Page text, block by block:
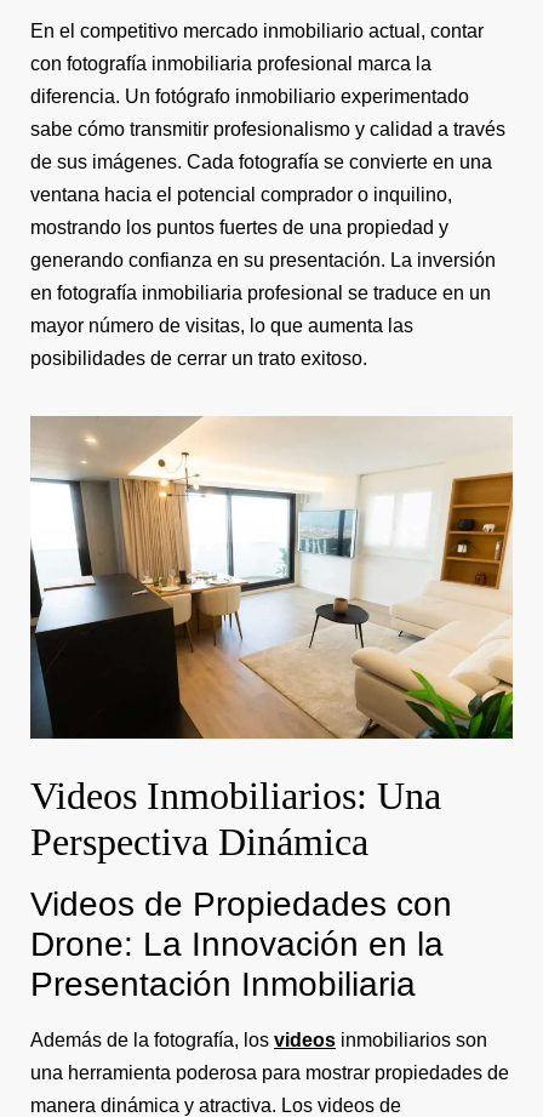
En el competitivo mercado inmobiliario actual, contar
con fotografía inmobiliaria profesional marca la
diferencia. Un fotógrafo inmobiliario experimentado
sabe cómo transmitir profesionalismo y calidad a través
de sus imágenes. Cada fotografía se convierte en una
ventana hacia el potencial comprador o inquilino,
mostrando los puntos fuertes de una propiedad y
generando confianza en su presentación. La inversión
en fotografía inmobiliaria profesional se traduce en un
mayor número de visitas, lo que aumenta las
posibilidades de cerrar un trato exitoso.
Videos Inmobiliarios: Una
Perspectiva Dinámica
Videos de Propiedades con
Drone: La Innovación en la
Presentación Inmobiliaria
Además de la fotografía, los videos inmobiliarios son
una herramienta poderosa para mostrar propiedades de
manera dinámica y atractiva. Los videos de